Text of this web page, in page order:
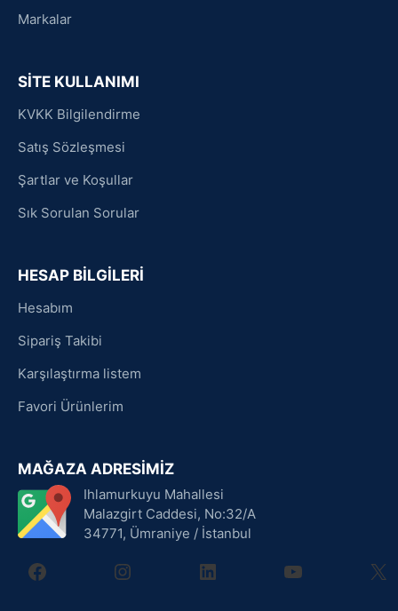
Markalar
SİTE KULLANIMI
KVKK Bilgilendirme
Satış Sözleşmesi
Şartlar ve Koşullar
Sık Sorulan Sorular
HESAP BİLGİLERİ
Hesabım
Sipariş Takibi
Karşılaştırma listem
Favori Ürünlerim
MAĞAZA ADRESİMİZ
Ihlamurkuyu Mahallesi
Malazgirt Caddesi, No:32/A
34771, Ümraniye / İstanbul
facebookinstagramlinkedin youtube X